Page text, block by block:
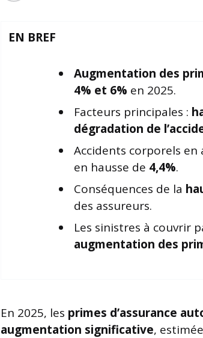
EN BREF
Augmentation des
4% et 6% en 2025.
Facteurs principales :
dégradation de
Accidents corporels
en hausse de 4,4%.
Conséquences de la
des assureurs.
Les sinistres à couvrir
augmentation des
En 2025, les primes d’assurance
augmentation significative,